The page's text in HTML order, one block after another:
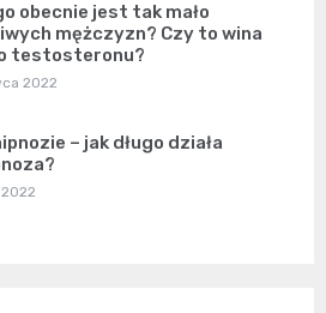
obecnie jest tak mało
mężczyzn? Czy to wina
testosteronu?
2022
– jak długo działa